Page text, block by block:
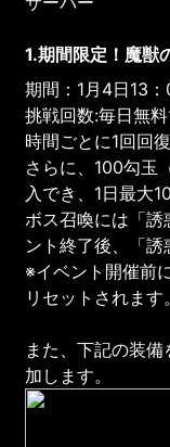
1.期間限定！魔獣
期間：1月4日13
挑戦回数:毎日無
時間ごとに1回回復
さらに、100勾玉
入でき、1日最大
ボス召喚には「
ント終了後、「誘
※イベント開催前
リセットされます。
また、下記の装
加します。